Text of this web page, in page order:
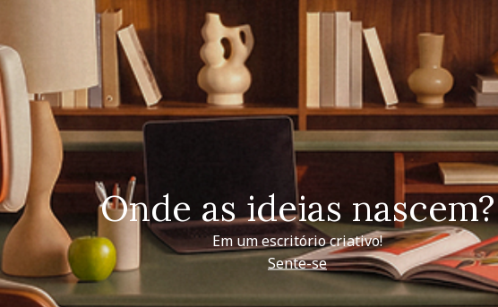
Onde as ideias nascem?
Em um escritório criativo!
Sente-se